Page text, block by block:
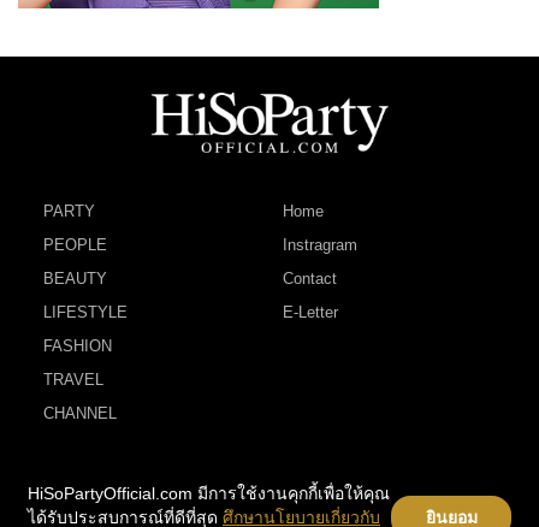
PARTY
PEOPLE
BEAUTY
LIFESTYLE
FASHION
TRAVEL
CHANNEL
Home
Instragram
Contact
E-Letter
HiSoPartyOfficial.com มีการใช้งานคุกกี้เพื่อให้คุณ
ได้รับประสบการณ์ที่ดีที่สุด ศึกษานโยบายเกี่ยวกับ ยินยอม